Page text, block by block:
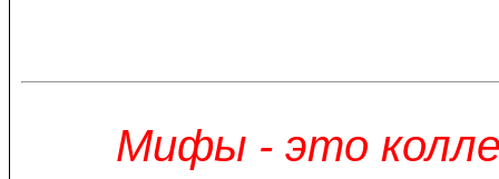
Мифы - это